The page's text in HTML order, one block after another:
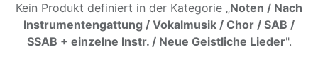
Kein Produkt definiert in der Kategorie „Noten / Nach
Instrumentengattung / Vokalmusik / Chor / SAB /
SSAB + einzelne Instr. / Neue Geistliche Lieder".